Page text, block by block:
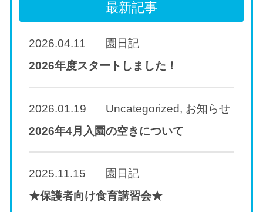
最新記事
2026.04.11
園日記
2026年度スタートしました！
2026.01.19 Uncategorized, お知らせ
2026年4月入園の空きについて
2025.11.15
園日記
★保護者向け食育講習会★